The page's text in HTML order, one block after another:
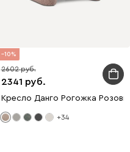
10
2341
2602
Кресло Данго Рогожка
+34